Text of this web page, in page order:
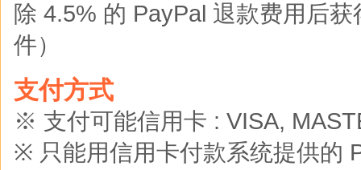
除 4.5% 的 PayPal 退款费用后
件）
支付方式
※ 支付可能信用卡 : VISA,
※ 只能用信用卡付款系统提供的